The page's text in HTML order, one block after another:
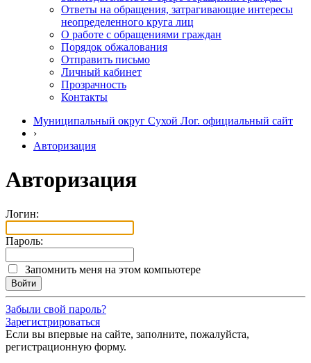
Ответы на обращения, затрагивающие интересы
неопределенного круга лиц
О работе с обращениями граждан
Порядок обжалования
Отправить письмо
Личный кабинет
Прозрачность
Контакты
Муниципальный округ Сухой Лог. официальный сайт
›
Авторизация
Авторизация
Логин:
Пароль:
Запомнить меня на этом компьютере
Забыли свой пароль?
Зарегистрироваться
Если вы впервые на сайте, заполните, пожалуйста,
регистрационную форму.